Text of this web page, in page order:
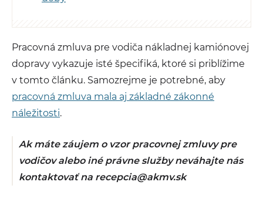
Pracovná zmluva pre vodiča nákladnej kamiónovej
dopravy vykazuje isté špecifiká, ktoré si priblížime
v tomto článku. Samozrejme je potrebné, aby
pracovná zmluva mala aj základné zákonné
náležitosti.
Ak máte záujem o vzor pracovnej zmluvy pre
vodičov alebo iné právne služby neváhajte nás
kontaktovať na recepcia@akmv.sk